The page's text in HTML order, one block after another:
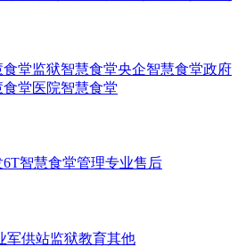
食堂监狱智慧食堂央企智慧食堂政府
食堂医院智慧食堂
6T智慧食堂管理专业售后
军供站监狱教育其他